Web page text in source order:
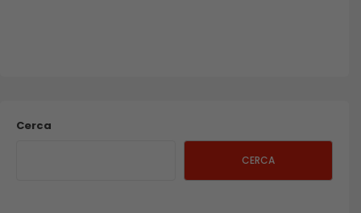
Cerca
CERCA